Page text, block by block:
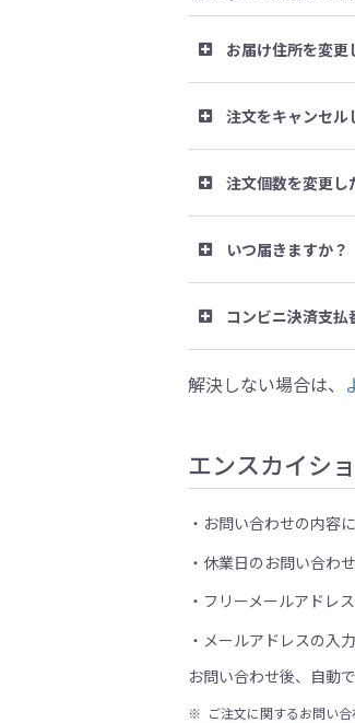
お届け住所を変更
注文をキャンセル
注文個数を変更し
いつ届きますか？
コンビニ決済支払
解決しない場合は、
エンスカイシ
お問い合わせの内容
休業日のお問い合わ
フリーメールアドレ
メールアドレスの入
お問い合わせ後、自動
※ ご注文に関するお問い合